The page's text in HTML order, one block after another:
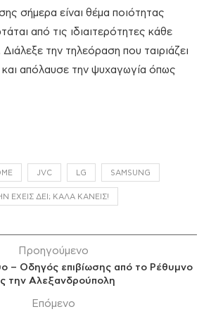
σήμερα είναι θέμα ποιότητας
από τις ιδιαιτερότητες κάθε
την τηλεόραση που ταιριάζει
απόλαυσε την ψυχαγωγία όπως
JVC LG SAMSUNG
ΈΧΕΙΣ ΔΕΙ; ΚΑΛΆ ΚΆΝΕΙΣ!
Προηγούμενο
– Οδηγός επιβίωσης από το Ρέθυμνο
την Αλεξανδρούπολη
Επόμενο